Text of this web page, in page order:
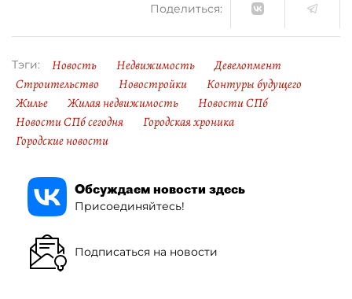
Поделиться:
Тэги: Новость Недвижимость
Девелопмент
Строительство
Новостройки
Контуры будущего
Жилье
Жилая недвижимость
Новости СПб
Новости СПб сегодня
Городская хроника
Городские новости
Обсуждаем новости здесь
Присоединяйтесь!
Подписаться на новости